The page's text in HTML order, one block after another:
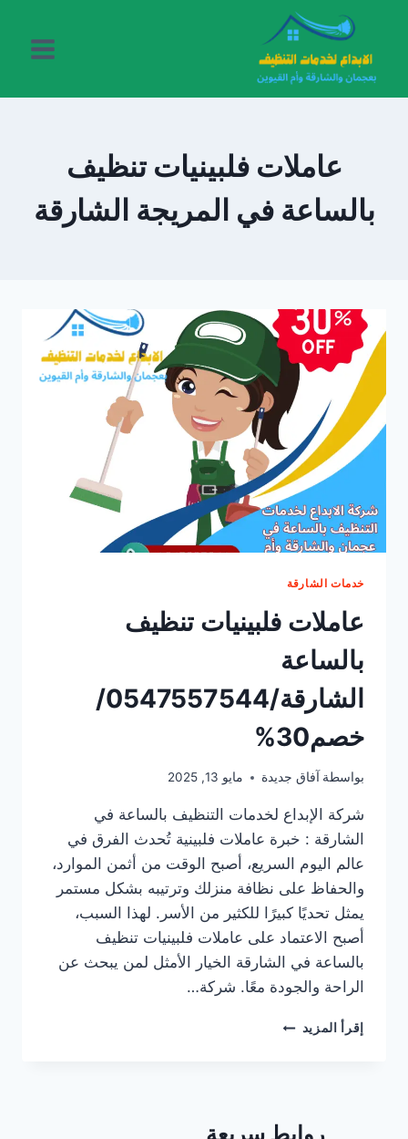
المحتوى
عاملات فلبينيات تنظيف
بالساعة في المريجة الشارقة
خدمات الشارقة
عاملات فلبينيات تنظيف
بالساعة
الشارقة/0547557544/
خصم30%
بواسطة آفاق جديدة مايو 13, 2025
شركة الإبداع لخدمات التنظيف بالساعة في
الشارقة : خبرة عاملات فلبينية تُحدث الفرق في
عالم اليوم السريع، أصبح الوقت من أثمن الموارد،
والحفاظ على نظافة منزلك وترتيبه بشكل مستمر
يمثل تحديًا كبيرًا للكثير من الأسر. لهذا السبب،
أصبح الاعتماد على عاملات فلبينيات تنظيف
بالساعة في الشارقة الخيار الأمثل لمن يبحث عن
الراحة والجودة معًا. شركة…
إقرأ المزيد عاملات